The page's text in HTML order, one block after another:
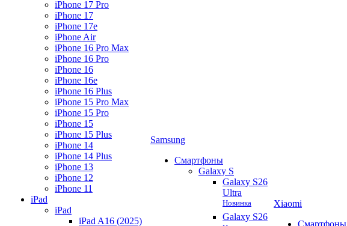
iPhone 17 Pro
iPhone 17
iPhone 17e
iPhone Air
iPhone 16 Pro Max
iPhone 16 Pro
iPhone 16
iPhone 16e
iPhone 16 Plus
iPhone 15 Pro Max
iPhone 15 Pro
iPhone 15
iPhone 15 Plus
iPhone 14
iPhone 14 Plus
iPhone 13
iPhone 12
iPhone 11
iPad
iPad
iPad A16 (2025)
Samsung
Смартфоны
Galaxy S
Galaxy S26
Ultra
Новинка
Galaxy S26
Xiaomi
Смартфоны